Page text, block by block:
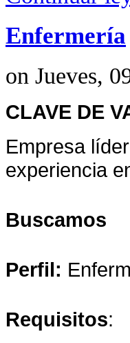
Enfermería
on Jueves,
CLAVE DE
Empresa
experiencia
Buscamos
Perfil:
Requisitos: